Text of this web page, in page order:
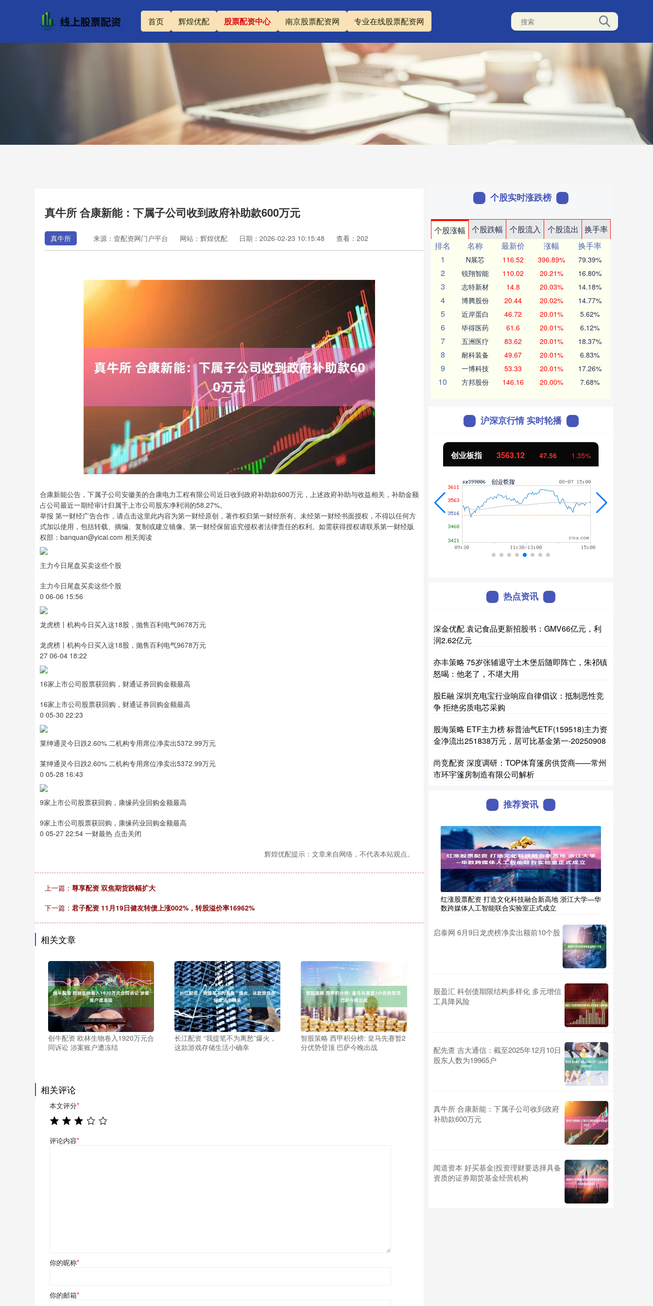
首页 辉煌优配 股票配资中心 南京股票配资网 专业在线股票配资网
真牛所 合康新能：下属子公司收到政府补助款600万元
真牛所 来源：壹配资网门户平台 网站：辉煌优配 日期：2026-02-23 10:15:48 查看：202
合康新能公告，下属子公司安徽美的合康电力工程有限公司近日收到政府补助款600万元，上述政府补助与收益相关，补助金额
占公司最近一期经审计归属于上市公司股东净利润的58.27%。
举报 第一财经广告合作，请点击这里此内容为第一财经原创，著作权归第一财经所有。未经第一财经书面授权，不得以任何方
式加以使用，包括转载、摘编、复制或建立镜像。第一财经保留追究侵权者法律责任的权利。如需获得授权请联系第一财经版
权部：banquan@yicai.com 相关阅读
主力今日尾盘买卖这些个股
主力今日尾盘买卖这些个股
0 06-06 15:56
龙虎榜丨机构今日买入这18股，抛售百利电气9678万元
龙虎榜丨机构今日买入这18股，抛售百利电气9678万元
27 06-04 18:22
16家上市公司股票获回购，财通证券回购金额最高
16家上市公司股票获回购，财通证券回购金额最高
0 05-30 22:23
莱绅通灵今日跌2.60% 二机构专用席位净卖出5372.99万元
莱绅通灵今日跌2.60% 二机构专用席位净卖出5372.99万元
0 05-28 16:43
9家上市公司股票获回购，康缘药业回购金额最高
9家上市公司股票获回购，康缘药业回购金额最高
0 05-27 22:54 一财最热 点击关闭
辉煌优配提示：文章来自网络，不代表本站观点。
上一篇： 尊享配资 双焦期货跌幅扩大
下一篇： 君子配资 11月19日健友转债上涨002%，转股溢价率16962%
相关文章
创牛配资 欧林生物卷入1920万元合
同诉讼 涉案账户遭冻结
长江配资 “我提笔不为离愁”爆火，
这款游戏存储生活小确幸
智股策略 西甲积分榜: 皇马先赛暂2
分优势登顶 巴萨今晚出战
相关评论
本文评分*
评论内容*
你的昵称*
你的邮箱*
个股实时涨跌榜
个股涨幅 个股跌幅 个股流入 个股流出
换手率
排名
名称 最新价 涨幅
换手率
1
N展芯 116.52 396.89% 79.39%
2 锐翔智能 110.02 20.21% 16.80%
3 志特新材 14.8 20.03% 14.18%
4 博腾股份 20.44 20.02% 14.77%
5 近岸蛋白 46.72 20.01% 5.62%
6 毕得医药 61.6 20.01% 6.12%
7 五洲医疗 83.62 20.01% 18.37%
8 耐科装备 49.67 20.01% 6.83%
9 一博科技 53.33 20.01% 17.26%
10 方邦股份 146.16 20.00% 7.68%
沪深京行情 实时轮播
沪深300 4694.44 43.13 0.93% 北证50 1134.24 11.37 创业板指 3563.12 47.56 1.35%
热点资讯
深金优配 袁记食品更新招股书：GMV66亿元，利
润2.62亿元
亦丰策略 75岁张辅退守土木堡后随即阵亡，朱祁镇
怒喝：他老了，不堪大用
股E融 深圳充电宝行业响应自律倡议：抵制恶性竞
争 拒绝劣质电芯采购
股海策略 ETF主力榜 标普油气ETF(159518)主力资
金净流出251838万元，居可比基金第一-20250908
尚竞配资 深度调研：TOP体育篷房供货商——常州
市环宇篷房制造有限公司解析
推荐资讯
红涨股票配资 打造文化科技融合新高地 浙江大学—华
数跨媒体人工智能联合实验室正式成立
启泰网 6月9日龙虎榜净卖出额前10个股
股盈汇 科创债期限结构多样化 多元增信
工具降风险
配先查 吉大通信：截至2025年12月10日
股东人数为19965户
真牛所 合康新能：下属子公司收到政府
补助款600万元
闻道资本 好买基金|投资理财要选择具备
资质的证券期货基金经营机构